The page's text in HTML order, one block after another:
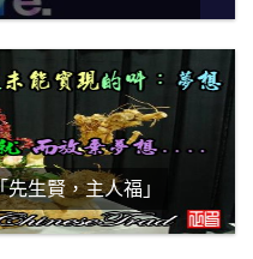
生賢，主人福」